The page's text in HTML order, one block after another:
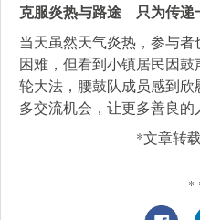
克服炎热与路途 只为传递
当天虽然天气炎热，参与
困难，但看到小镇居民因
轮大法，腰鼓队成员感到
多交流机会，让更多善良的
*文章转
*